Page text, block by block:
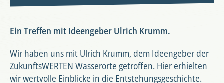
Ein Treffen mit Ideengeber Ulrich Krumm.
Wir haben uns mit Ulrich Krumm, dem Ideengeber der
ZukunftsWERTEN Wasserorte getroffen. Hier erhielten
wir wertvolle Einblicke in die Entstehungsgeschichte.